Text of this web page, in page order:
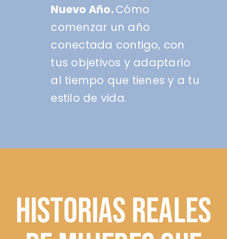
Nuevo Año.Cómo
comenzar un año
conectada contigo, con
tus objetivos y adaptarlo
al tiempo que tienes y a tu
estilo de vida.
Historias reales